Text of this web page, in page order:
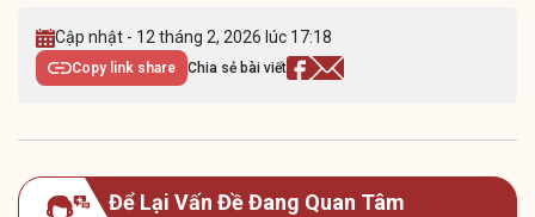
Cập nhật - 12 tháng 2, 2026 lúc 17:18
Copy link share Chia sẻ bài viết
Để Lại Vấn Đề Đang Quan Tâm